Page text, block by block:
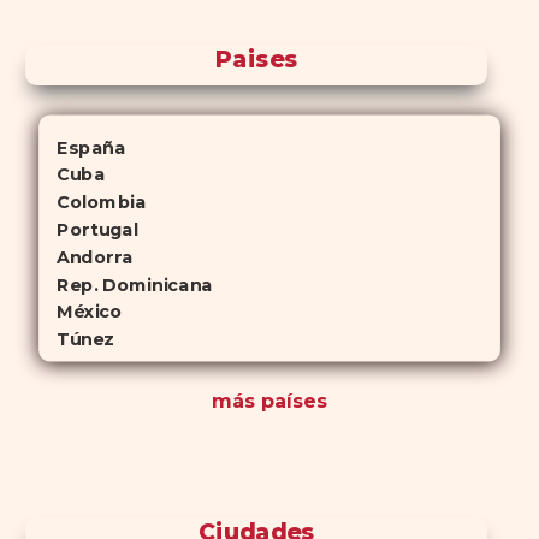
Paises
España
Cuba
Colombia
Portugal
Andorra
Rep. Dominicana
México
Túnez
más países
Ciudades